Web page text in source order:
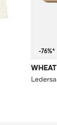
-76%*
WHEAT